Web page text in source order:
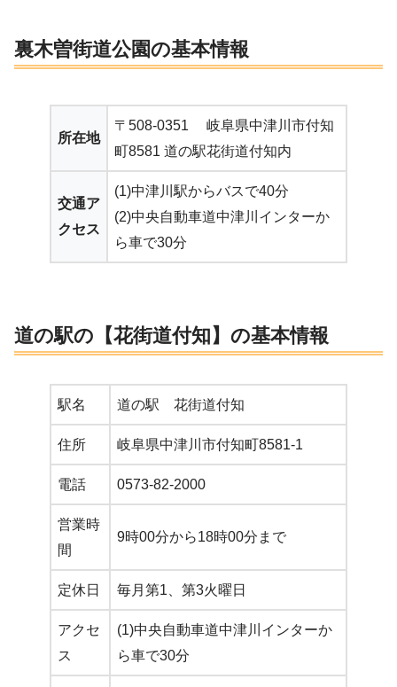
裏木曽街道公園の基本情報
所在地
〒508-0351 岐阜県中津川市付知
町8581 道の駅花街道付知内
交通ア
クセス
(1)中津川駅からバスで40分
(2)中央自動車道中津川インターか
ら車で30分
道の駅の【花街道付知】の基本情報
駅名 道の駅 花街道付知
住所 岐阜県中津川市付知町8581-1
電話 0573-82-2000
営業時
間
9時00分から18時00分まで
定休日 毎月第1、第3火曜日
アクセ
ス
(1)中央自動車道中津川インターか
ら車で30分